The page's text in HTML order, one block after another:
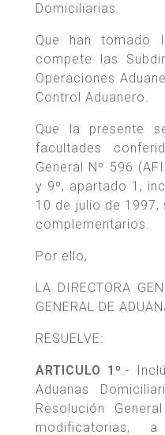
Domiciliarias.
Que han tomado
compete las
Operaciones
Control Aduanero.
Que la presente
facultades
General Nº 596
y 9º, apartado 1,
10 de julio de
complementarios.
Por ello,
LA DIRECTORA
GENERAL DE
RESUELVE:
ARTICULO 1º.-
Aduanas
Resolución
modificatorias,